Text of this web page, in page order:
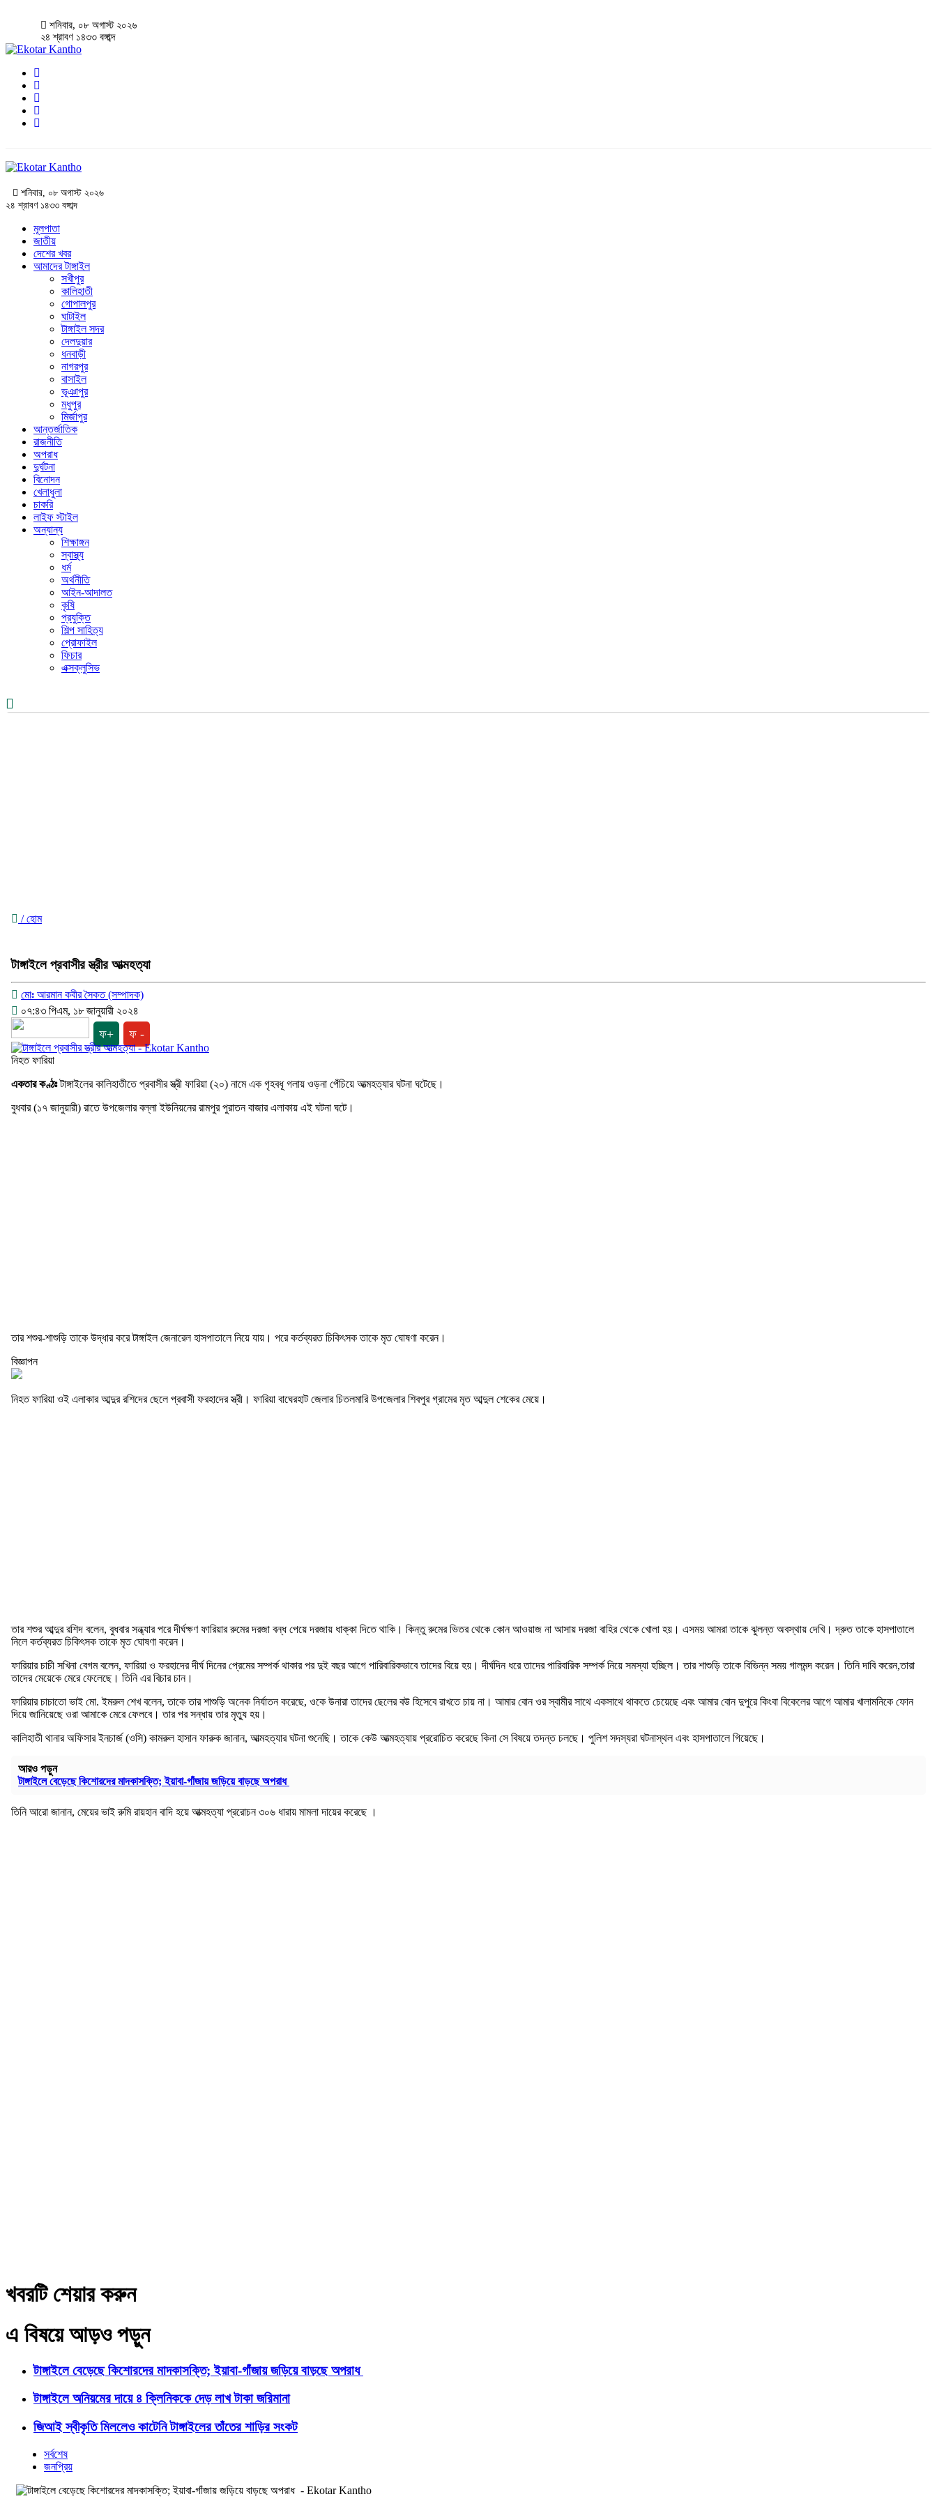
শনিবার, ০৮ অগাস্ট ২০২৬
২৪ শ্রাবণ ১৪৩৩ বঙ্গাব্দ
শনিবার, ০৮ অগাস্ট ২০২৬
২৪ শ্রাবণ ১৪৩৩ বঙ্গাব্দ
মূলপাতা
জাতীয়
দেশের খবর
আমাদের টাঙ্গাইল
সখীপুর
কালিহাতী
গোপালপুর
ঘাটাইল
টাঙ্গাইল সদর
দেলদুয়ার
ধনবাড়ী
নাগরপুর
বাসাইল
ভূঞাপুর
মধুপুর
মির্জাপুর
আন্তর্জাতিক
রাজনীতি
অপরাধ
দুর্ঘটনা
বিনোদন
খেলাধুলা
চাকরি
লাইফ স্টাইল
অন্যান্য
শিক্ষাঙ্গন
স্বাস্থ্য
ধর্ম
অর্থনীতি
আইন-আদালত
কৃষি
প্রযুক্তি
শিল্প সাহিত্য
প্রোফাইল
ফিচার
এক্সক্লুসিভ
/ হোম
টাঙ্গাইলে প্রবাসীর স্ত্রীর আত্মহত্যা
মোঃ আরমান কবীর সৈকত (সম্পাদক)
০৭:৪৩ পিএম, ১৮ জানুয়ারী ২০২৪
ফ+ ফ -
নিহত ফারিয়া
একতার কণ্ঠঃটাঙ্গাইলের কালিহাতীতে প্রবাসীর স্ত্রী ফারিয়া (২০) নামে এক গৃহবধূ গলায় ওড়না পেঁচিয়ে আত্মহত্যার ঘটনা ঘটেছে।
বুধবার (১৭ জানুয়ারী) রাতে উপজেলার বল্লা ইউনিয়নের রামপুর পুরাতন বাজার এলাকায় এই ঘটনা ঘটে।
তার শশুর-শাশুড়ি তাকে উদ্ধার করে টাঙ্গাইল জেনারেল হাসপাতালে নিয়ে যায়। পরে কর্তব্যরত চিকিৎসক তাকে মৃত ঘোষণা করেন।
বিজ্ঞাপন
নিহত ফারিয়া ওই এলাকার আব্দুর রশিদের ছেলে প্রবাসী ফরহাদের স্ত্রী। ফারিয়া বাঘেরহাট জেলার চিতলমারি উপজেলার শিবপুর গ্রামের মৃত আব্দুল শেকের মেয়ে।
তার শশুর আব্দুর রশিদ বলেন, বুধবার সন্ধ্যার পরে দীর্ঘক্ষণ ফারিয়ার রুমের দরজা বন্ধ পেয়ে দরজায় ধাক্কা দিতে থাকি। কিন্তু রুমের ভিতর থেকে কোন আওয়াজ না আসায় দরজা বাহির থেকে খোলা হয়। এসময় আমরা তাকে ঝুলন্ত অবস্থায় দেখি। দ্রুত তাকে হাসপাতালে
নিলে কর্তব্যরত চিকিৎসক তাকে মৃত ঘোষণা করেন।
ফারিয়ার চাচী সখিনা বেগম বলেন, ফারিয়া ও ফরহাদের দীর্ঘ দিনের প্রেমের সম্পর্ক থাকার পর দুই বছর আগে পারিবারিকভাবে তাদের বিয়ে হয়। দীর্ঘদিন ধরে তাদের পারিবারিক সম্পর্ক নিয়ে সমস্যা হচ্ছিল। তার শাশুড়ি তাকে বিভিন্ন সময় গালমন্দ করেন। তিনি দাবি করেন,তারা
তাদের মেয়েকে মেরে ফেলেছে। তিনি এর বিচার চান।
ফারিয়ার চাচাতো ভাই মো. ইমরুল শেখ বলেন, তাকে তার শাশুড়ি অনেক নির্যাতন করেছে, ওকে উনারা তাদের ছেলের বউ হিসেবে রাখতে চায় না। আমার বোন ওর স্বামীর সাথে একসাথে থাকতে চেয়েছে এবং আমার বোন দুপুরে কিংবা বিকেলের আগে আমার খালামনিকে ফোন
দিয়ে জানিয়েছে ওরা আমাকে মেরে ফেলবে। তার পর সন্ধায় তার মৃত্যু হয়।
কালিহাতী থানার অফিসার ইনচার্জ (ওসি) কামরুল হাসান ফারুক জানান, আত্মহত্যার ঘটনা শুনেছি। তাকে কেউ আত্মহত্যায় প্ররোচিত করেছে কিনা সে বিষয়ে তদন্ত চলছে। পুলিশ সদস্যরা ঘটনাস্থল এবং হাসপাতালে গিয়েছে।
আরও পড়ুন
টাঙ্গাইলে বেড়েছে কিশোরদের মাদকাসক্তি; ইয়াবা-গাঁজায় জড়িয়ে বাড়ছে অপরাধ
তিনি আরো জানান, মেয়ের ভাই রুমি রায়হান বাদি হয়ে আত্মহত্যা প্ররোচন ৩০৬ ধারায় মামলা দায়ের করেছে ।
খবরটি শেয়ার করুন
এ বিষয়ে আড়ও পড়ুন
টাঙ্গাইলে বেড়েছে কিশোরদের মাদকাসক্তি; ইয়াবা-গাঁজায় জড়িয়ে বাড়ছে অপরাধ
টাঙ্গাইলে অনিয়মের দায়ে ৪ ক্লিনিককে দেড় লাখ টাকা জরিমানা
জিআই স্বীকৃতি মিললেও কাটেনি টাঙ্গাইলের তাঁতের শাড়ির সংকট
সর্বশেষ
জনপ্রিয়